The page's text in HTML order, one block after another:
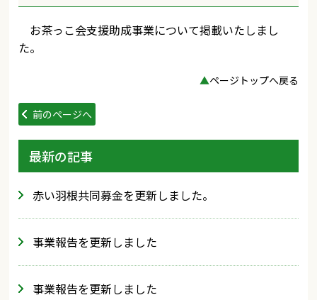
お茶っこ会支援助成事業について掲載いたしまし
た。
▲ページトップへ戻る
前のページへ
最新の記事
赤い羽根共同募金を更新しました。
事業報告を更新しました
事業報告を更新しました